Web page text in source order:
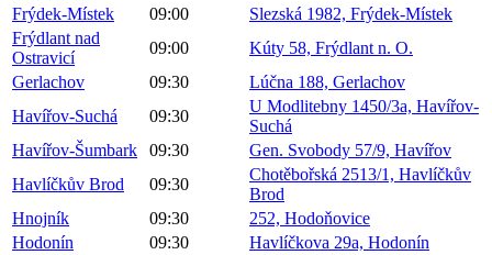
Frýdek-Místek
09:00
Slezská 1982, Frýdek-Místek
Frýdlant nad
Ostravicí
09:00
Kúty 58, Frýdlant n. O.
Gerlachov
09:30
Lúčna 188, Gerlachov
Havířov-Suchá
09:30
U Modlitebny 1450/3a, Havířov-
Suchá
Havířov-Šumbark
09:30
Gen. Svobody 57/9, Havířov
Havlíčkův Brod
09:30
Chotěbořská 2513/1, Havlíčkův
Brod
Hnojník
09:30
252, Hodoňovice
Hodonín
09:30
Havlíčkova 29a, Hodonín